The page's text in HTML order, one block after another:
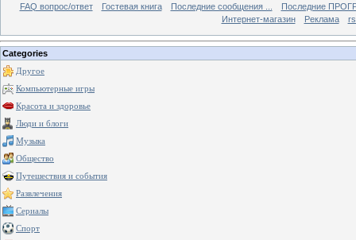
FAQ вопрос/ответ
Гостевая книга Последние сообщения ...
Последние
Интернет-магазин
Реклама
Categories
Другое
Компьютерные игры
Красота и здоровье
Люди и блоги
Музыка
Общество
Путешествия и события
Развлечения
Сериалы
Спорт